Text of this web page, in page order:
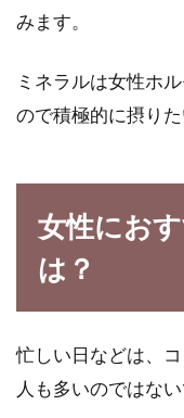
みます。
ミネラルは女性ホ
ので積極的に摂りた
女性にお
は？
忙しい日などは、
人も多いのではない